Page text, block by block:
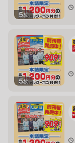
5枚
5枚